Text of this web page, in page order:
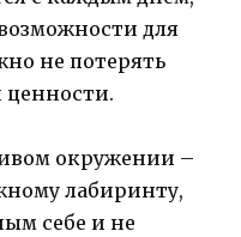
для
не потерять
ценности.
окружении –
лабиринту,
себе и не